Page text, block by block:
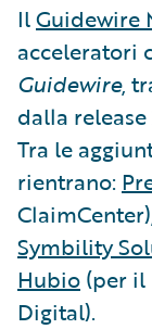
IlGuidewire
acceleratori
Guidewire,
dalla
Tra le
rientrano:
Symbility
Hubio (per il
Digital).